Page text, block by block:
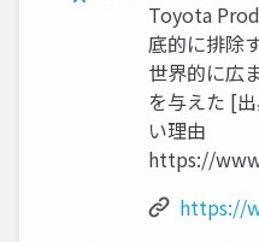
Toyota
底的に排除
世界的に広
を与えた [
い理由
https://
https://